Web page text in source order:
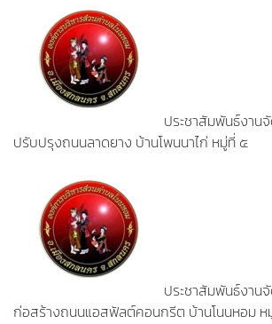
ประชาสัมพันธ์งาน
ปรับปรุงถนนลาดยาง บ้านโพนนาไก่ หมู่ที่ ๕
ประชาสัมพันธ์งาน
ก่อสร้างถนนแอสฟัลต์คอนกรีต บ้านโนนหอม